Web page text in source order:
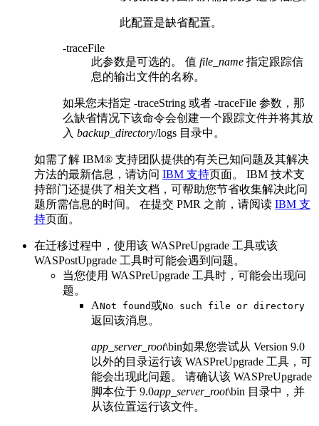
此配置是缺省配置。
-traceFile
此参数是可选的。 值 file_name 指定跟踪信
息的输出文件的名称。
如果您未指定 -traceString 或者 -traceFile 参数，那
么缺省情况下该命令会创建一个跟踪文件并将其放
入 backup_directory/logs 目录中。
如需了解 IBM® 支持团队提供的有关已知问题及其解决
方法的最新信息，请访问 IBM 支持页面。 IBM 技术支
持部门还提供了相关文档，可帮助您节省收集解决此问
题所需信息的时间。 在提交 PMR 之前，请阅读 IBM 支
持页面。
在迁移过程中，使用该 WASPreUpgrade 工具或该
WASPostUpgrade 工具时可能会遇到问题。
当您使用 WASPreUpgrade 工具时，可能会出现问
题。
ANot found或No such file or directory
返回该消息。
app_server_root\bin如果您尝试从 Version 9.0
以外的目录运行该 WASPreUpgrade 工具，可
能会出现此问题。 请确认该 WASPreUpgrade
脚本位于 9.0app_server_root\bin 目录中，并
从该位置运行该文件。